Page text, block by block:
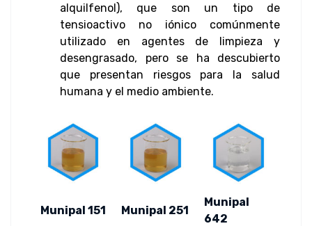
alquilfenol), que son un tipo de
tensioactivo no iónico comúnmente
utilizado en agentes de limpieza y
desengrasado, pero se ha descubierto
que presentan riesgos para la salud
humana y el medio ambiente.
Munipal 151 Munipal 251
Munipal
642